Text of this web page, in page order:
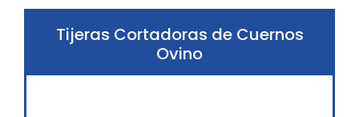
Tijeras Cortadoras de Cuernos
Ovino